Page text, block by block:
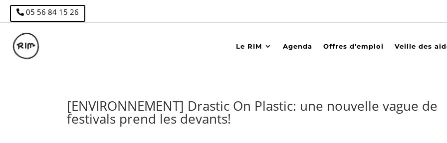
05 56 84 15 26
Le RIM Agenda Offres d’emploi Veille des
[ENVIRONNEMENT] Drastic On Plastic: une nouvelle vague de
festivals prend les devants!